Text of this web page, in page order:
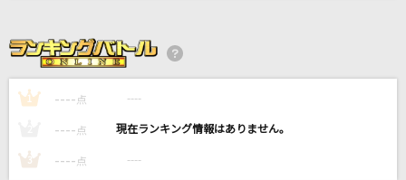
RADWIMPS
[生音]サムライハート(Some Like It Hot!!)
I Surrender [アイ・サレンダー]
1 ---- 点 ----
---- 点 ----
3 ---- 点 ----